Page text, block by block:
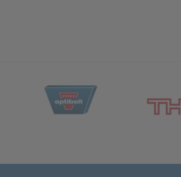
(öffnet in neuem Tab)